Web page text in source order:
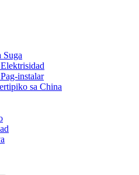
Suga
instalar
sa China